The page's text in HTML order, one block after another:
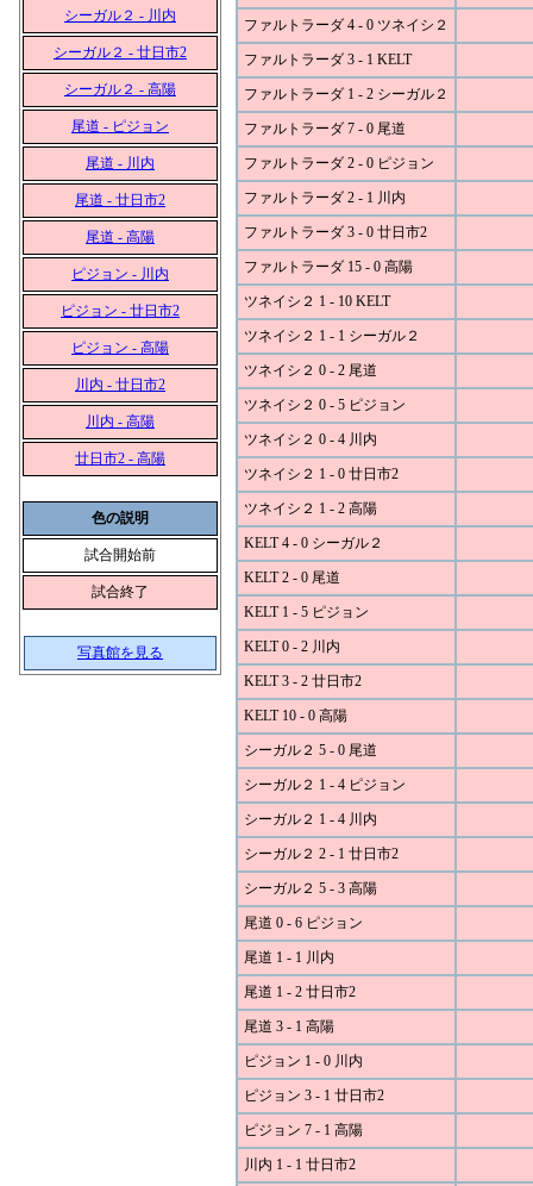
シーガル２ - 川内
シーガル２ - 廿日市2
シーガル２ - 高陽
尾道 - ピジョン
尾道 - 川内
尾道 - 廿日市2
尾道 - 高陽
ピジョン - 川内
ピジョン - 廿日市2
ピジョン - 高陽
川内 - 廿日市2
川内 - 高陽
廿日市2 - 高陽
色の説明
試合開始前
試合終了
写真館を見る
ファルトラーダ 4 - 0 ツネイシ２
ファルトラーダ 3 - 1 KELT
ファルトラーダ 1 - 2 シーガル２
ファルトラーダ 7 - 0 尾道
ファルトラーダ 2 - 0 ピジョン
ファルトラーダ 2 - 1 川内
ファルトラーダ 3 - 0 廿日市2
ファルトラーダ 15 - 0 高陽
ツネイシ２ 1 - 10 KELT
ツネイシ２ 1 - 1 シーガル２
ツネイシ２ 0 - 2 尾道
ツネイシ２ 0 - 5 ピジョン
ツネイシ２ 0 - 4 川内
ツネイシ２ 1 - 0 廿日市2
ツネイシ２ 1 - 2 高陽
KELT 4 - 0 シーガル２
KELT 2 - 0 尾道
KELT 1 - 5 ピジョン
KELT 0 - 2 川内
KELT 3 - 2 廿日市2
KELT 10 - 0 高陽
シーガル２ 5 - 0 尾道
シーガル２ 1 - 4 ピジョン
シーガル２ 1 - 4 川内
シーガル２ 2 - 1 廿日市2
シーガル２ 5 - 3 高陽
尾道 0 - 6 ピジョン
尾道 1 - 1 川内
尾道 1 - 2 廿日市2
尾道 3 - 1 高陽
ピジョン 1 - 0 川内
ピジョン 3 - 1 廿日市2
ピジョン 7 - 1 高陽
川内 1 - 1 廿日市2